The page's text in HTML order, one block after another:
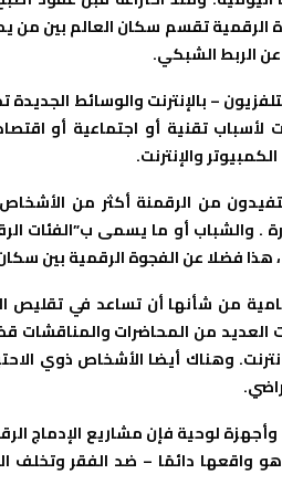
تقسم سكان العالم بين من
الربط الشبكي.
– بالإنترنت والوسائط
تقنية أو اجتماعية أو
والإنترنت.
من الرقمنة أكثر من الأشخاص
. والشباب أو ما يسمى ب”الفئات
هذا فضلا عن الفجوة الرقمية بين
من شأنها أن تساعد في تقليص
العديد من المحاضرات والمناقشات
وهناك أيضا الأشخاص ذوي
لوحية فإن مشاريع الإدماج
واقعها دائمًا – ضد الفقر وتخلف